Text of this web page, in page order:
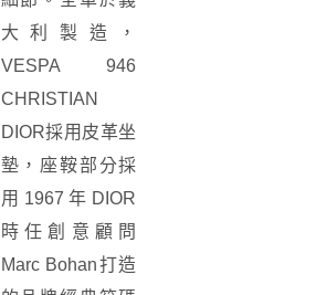
大利製造，
VESPA 946
CHRISTIAN
DIOR採用皮革坐
墊，座鞍部分採
用1967年DIOR
時任創意顧問
Marc Bohan打造